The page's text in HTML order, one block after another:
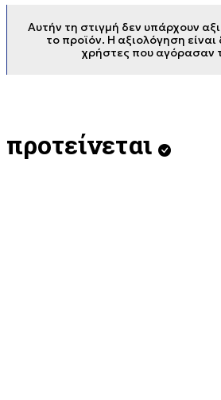
Αυτήν τη στιγμή δεν υπάρχουν
το προϊόν. Η αξιολόγηση
χρήστες που αγόρασαν
προτείνεται